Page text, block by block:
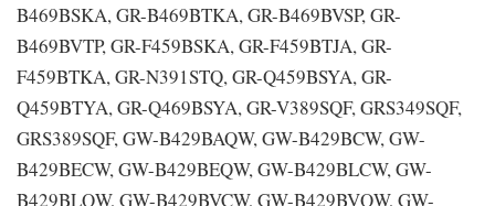
B469BSKA, GR-B469BTKA, GR-B469BVSP, GR-
B469BVTP, GR-F459BSKA, GR-F459BTJA, GR-
F459BTKA, GR-N391STQ, GR-Q459BSYA, GR-
Q459BTYA, GR-Q469BSYA, GR-V389SQF, GRS349SQF,
GRS389SQF, GW-B429BAQW, GW-B429BCW, GW-
B429BECW, GW-B429BEQW, GW-B429BLCW, GW-
B429BLQW, GW-B429BVCW, GW-B429BVQW, GW-